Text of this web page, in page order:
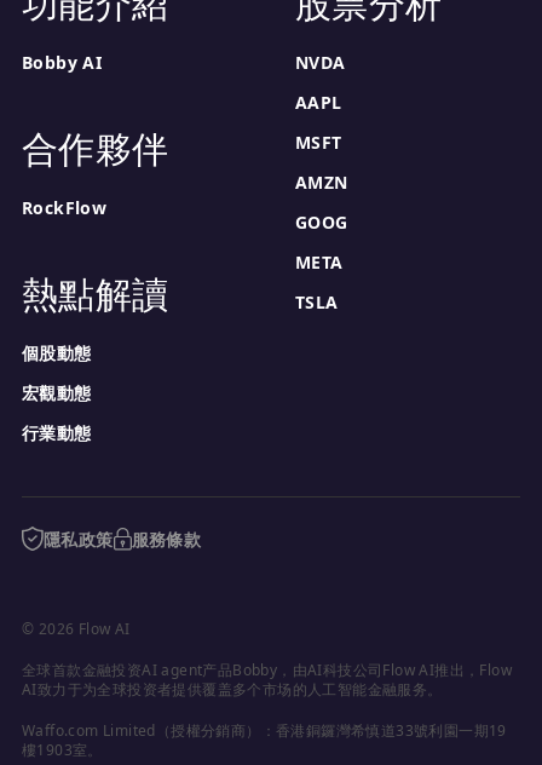
Bobby AI
合作夥伴
RockFlow
熱點解讀
個股動態
宏觀動態
行業動態
NVDA
AAPL
MSFT
AMZN
GOOG
META
TSLA
隱私政策 服務條款
© 2026 Flow AI
全球首款金融投资AI agent产品Bobby，由AI科技公司Flow AI推出，Flow
AI致力于为全球投资者提供覆盖多个市场的人工智能金融服务。
Waffo.com Limited（授權分銷商）：香港銅鑼灣希慎道33號利園一期19
樓1903室。